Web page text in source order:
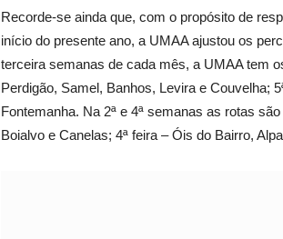
Recorde-se ainda que, com o propósito de
início do presente ano, a UMAA ajustou os
terceira semanas de cada mês, a UMAA tem
Perdigão, Samel, Banhos, Levira e Couvelha;
Fontemanha. Na 2ª e 4ª semanas as rotas
Boialvo e Canelas; 4ª feira – Óis do Bairro,